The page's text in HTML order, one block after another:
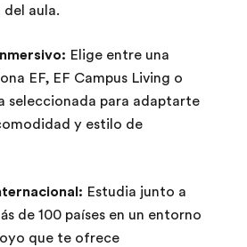
del aula.
Elige entre una
EF, EF Campus Living o
seleccionada para adaptarte
y estilo de
Estudia junto a
de 100 países en un entorno
que te ofrece